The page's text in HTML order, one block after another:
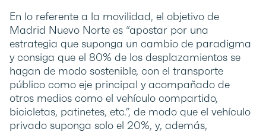
En lo referente a la movilidad, el objetivo de
Madrid Nuevo Norte es “apostar por una
estrategia que suponga un cambio de paradigma
y consiga que el 80% de los desplazamientos se
hagan de modo sostenible, con el transporte
público como eje principal y acompañado de
otros medios como el vehículo compartido,
bicicletas, patinetes, etc.”, de modo que el vehículo
privado suponga solo el 20%, y, además,